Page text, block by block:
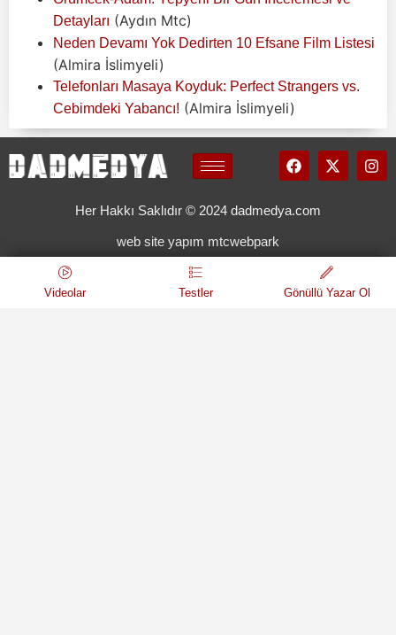
Detayları (Aydın Mtc)
Neden Devamı Yok Dedirten 10 Efsane Film Listesi
(Almira İslimyeli)
Telefonları Masaya Koyduk: Perfect Strangers vs.
Cebimdeki Yabancı! (Almira İslimyeli)
Her Hakkı Saklıdır © 2024 dadmedya.com
web site yapım mtcwebpark
Videolar Testler Gönüllü Yazar Ol